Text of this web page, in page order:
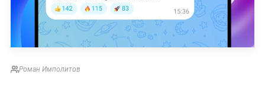
Роман Имполитов